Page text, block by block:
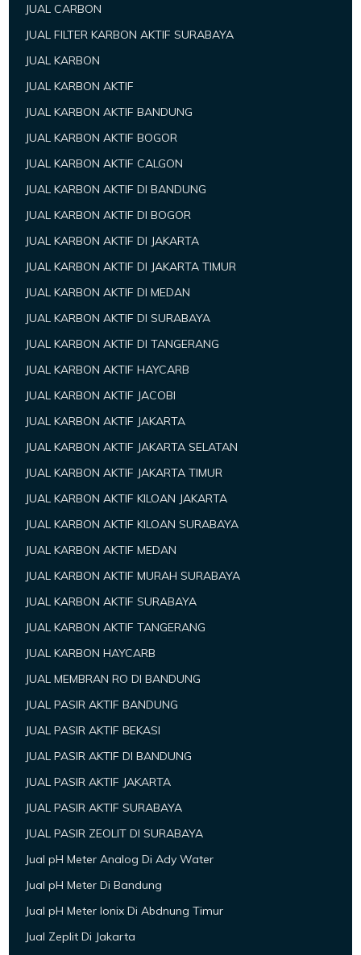
JUAL CARBON
JUAL FILTER KARBON AKTIF SURABAYA
JUAL KARBON
JUAL KARBON AKTIF
JUAL KARBON AKTIF BANDUNG
JUAL KARBON AKTIF BOGOR
JUAL KARBON AKTIF CALGON
JUAL KARBON AKTIF DI BANDUNG
JUAL KARBON AKTIF DI BOGOR
JUAL KARBON AKTIF DI JAKARTA
JUAL KARBON AKTIF DI JAKARTA TIMUR
JUAL KARBON AKTIF DI MEDAN
JUAL KARBON AKTIF DI SURABAYA
JUAL KARBON AKTIF DI TANGERANG
JUAL KARBON AKTIF HAYCARB
JUAL KARBON AKTIF JACOBI
JUAL KARBON AKTIF JAKARTA
JUAL KARBON AKTIF JAKARTA SELATAN
JUAL KARBON AKTIF JAKARTA TIMUR
JUAL KARBON AKTIF KILOAN JAKARTA
JUAL KARBON AKTIF KILOAN SURABAYA
JUAL KARBON AKTIF MEDAN
JUAL KARBON AKTIF MURAH SURABAYA
JUAL KARBON AKTIF SURABAYA
JUAL KARBON AKTIF TANGERANG
JUAL KARBON HAYCARB
JUAL MEMBRAN RO DI BANDUNG
JUAL PASIR AKTIF BANDUNG
JUAL PASIR AKTIF BEKASI
JUAL PASIR AKTIF DI BANDUNG
JUAL PASIR AKTIF JAKARTA
JUAL PASIR AKTIF SURABAYA
JUAL PASIR ZEOLIT DI SURABAYA
Jual pH Meter Analog Di Ady Water
Jual pH Meter Di Bandung
Jual pH Meter Ionix Di Abdnung Timur
Jual Zeplit Di Jakarta